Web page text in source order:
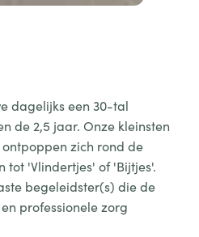
dagelijks een 30-tal
de 2,5 jaar. Onze kleinsten
zich rond de
tot 'Vlindertjes' of 'Bijtjes'.
begeleidster(s) die de
professionele zorg